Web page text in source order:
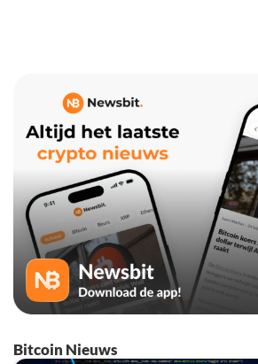
Bitcoin Nieuws